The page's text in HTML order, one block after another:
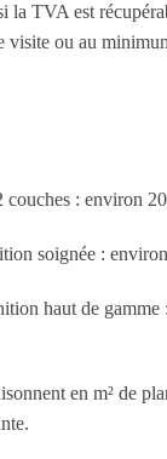
TVA est
visite ou au
: environ
soignée :
haut de
en m² de